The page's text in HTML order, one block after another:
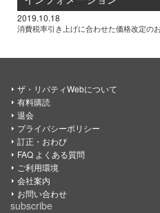
2019.10.18
消費税率引き上げに合わせた価格改定の
ザ・リバティWebについて
有料購読
退会
プライバシーポリシー
訂正・おわび
FAQ よくある質問
ご利用環境
会社案内
お問い合わせ
subscribe